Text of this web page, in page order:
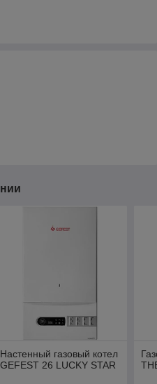
Настенный газовый котел
GEFEST 26 LUCKY STAR